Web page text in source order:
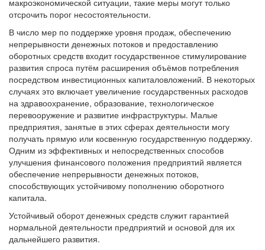
макроэкономической ситуации, такие меры могут только
отсрочить порог несостоятельности.
В число мер по поддержке уровня продаж, обеспечению
непрерывности денежных потоков и предоставлению
оборотных средств входит государственное стимулирование
развития спроса путём расширения объёмов потребления
посредством инвестиционных капиталовложений. В некоторых
случаях это включает увеличение государственных расходов
на здравоохранение, образование, технологическое
перевооружение и развитие инфраструктуры. Малые
предприятия, занятые в этих сферах деятельности могу
получать прямую или косвенную государственную поддержку.
Одним из эффективных и непосредственных способов
улучшения финансового положения предприятий является
обеспечение непрерывности денежных потоков,
способствующих устойчивому пополнению оборотного
капитала.
Устойчивый оборот денежных средств служит гарантией
нормальной деятельности предприятий и основой для их
дальнейшего развития.